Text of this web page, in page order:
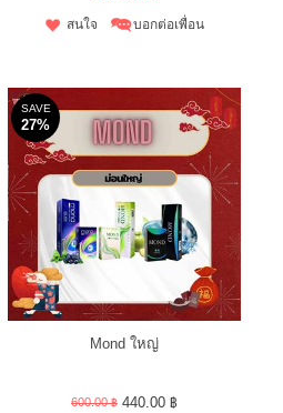
สนใจ บอกต่อเพื่อน
Mond ใหญ่
600.00 ฿ 440.00 ฿
SAVE
27%